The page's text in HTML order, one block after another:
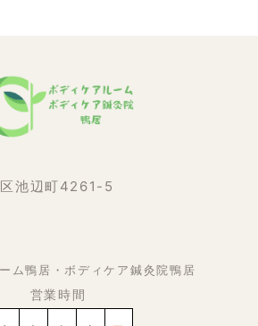
池辺町4261-5
ム鴨居・ボディケア鍼灸院鴨居
営業時間